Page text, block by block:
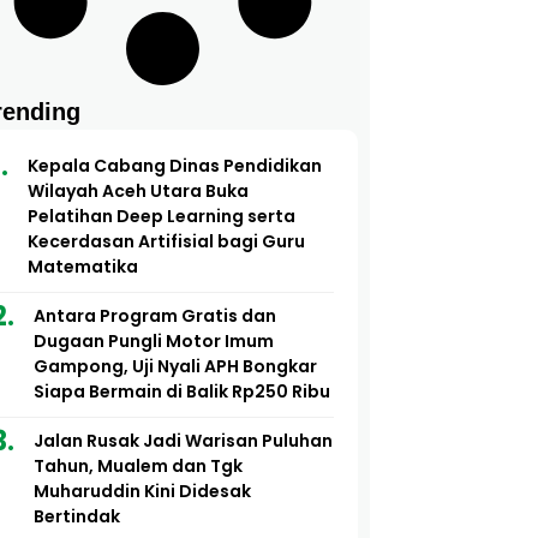
Kepala Cabang Dinas Pendidikan
Wilayah Aceh Utara Buka
Pelatihan Deep Learning serta
Kecerdasan Artifisial bagi Guru
Matematika
Antara Program Gratis dan
Dugaan Pungli Motor Imum
Gampong, Uji Nyali APH Bongkar
Siapa Bermain di Balik Rp250 Ribu
Jalan Rusak Jadi Warisan Puluhan
Tahun, Mualem dan Tgk
Muharuddin Kini Didesak
Bertindak